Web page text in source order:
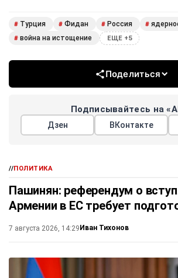
# Турция # Фидан # Россия #
# война на истощение ЕЩЕ +5
Поделиться
Подписывайтесь на
Дзен ВКонтакте
//ПОЛИТИКА
Пашинян: референдум о
Армении в ЕС требует
7 августа 2026, 14:29 Иван Тихонов